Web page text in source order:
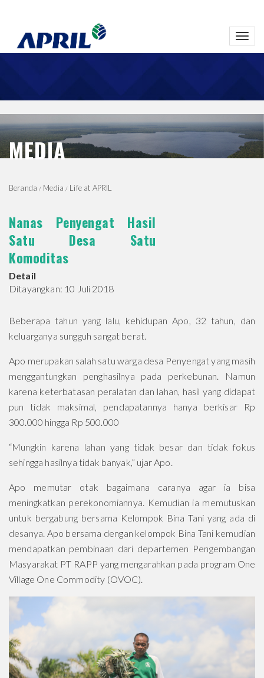
MEDIA
Beranda Media Life at APRIL
Nanas Penyengat Hasil
Satu Desa Satu
Komoditas
Detail
Ditayangkan: 10 Juli 2018
Beberapa tahun yang lalu, kehidupan Apo, 32 tahun, dan
keluarganya sungguh sangat berat.
Apo merupakan salah satu warga desa Penyengat yang masih
menggantungkan penghasilnya pada perkebunan. Namun
karena keterbatasan peralatan dan lahan, hasil yang didapat
pun tidak maksimal, pendapatannya hanya berkisar Rp
300.000 hingga Rp 500.000
“Mungkin karena lahan yang tidak besar dan tidak fokus
sehingga hasilnya tidak banyak,” ujar Apo.
Apo memutar otak bagaimana caranya agar ia bisa
meningkatkan perekonomiannya. Kemudian ia memutuskan
untuk bergabung bersama Kelompok Bina Tani yang ada di
desanya. Apo bersama dengan kelompok Bina Tani kemudian
mendapatkan pembinaan dari departemen Pengembangan
Masyarakat PT RAPP yang mengarahkan pada program One
Village One Commodity (OVOC).